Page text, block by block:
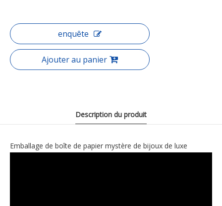
enquête
Ajouter au panier
Description du produit
Emballage de boîte de papier mystère de bijoux de luxe